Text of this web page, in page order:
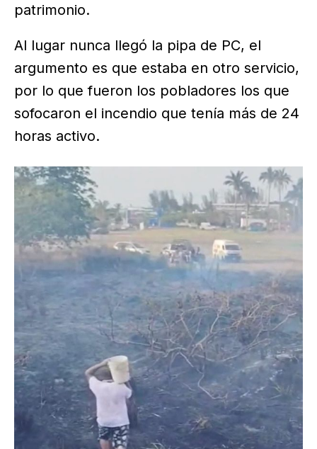
patrimonio.
Al lugar nunca llegó la pipa de PC, el
argumento es que estaba en otro servicio,
por lo que fueron los pobladores los que
sofocaron el incendio que tenía más de 24
horas activo.